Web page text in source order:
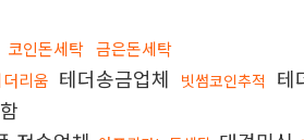
코인돈세탁 금은돈세탁
리움 테더송금업체 빗썸코인추적 테